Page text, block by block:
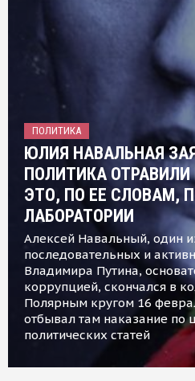
ПОЛИТИКА
ЮЛИЯ НАВАЛЬНАЯ
ПОЛИТИКА
ЭТО, ПО ЕЕ СЛОВАМ,
ЛАБОРАТОРИИ
Алексей Навальный, один
последовательных и
Владимира Путина,
коррупцией, скончался в
Полярным кругом 16
отбывал там наказание по
политических статей